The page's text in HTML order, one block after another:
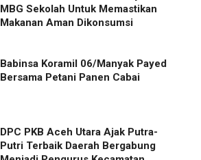
MBG Sekolah Untuk Memastikan
Makanan Aman Dikonsumsi
Babinsa Koramil 06/Manyak Payed
Bersama Petani Panen Cabai
‎DPC PKB Aceh Utara Ajak Putra-
Putri Terbaik Daerah Bergabung